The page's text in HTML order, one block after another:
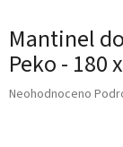
Mantinel
Peko - 180
Průměrné
Neohodnoceno